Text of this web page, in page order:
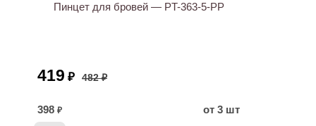
Пинцет для бровей — PT-363-5-PP
419 ₽ 482 ₽
398 ₽
от 3 шт